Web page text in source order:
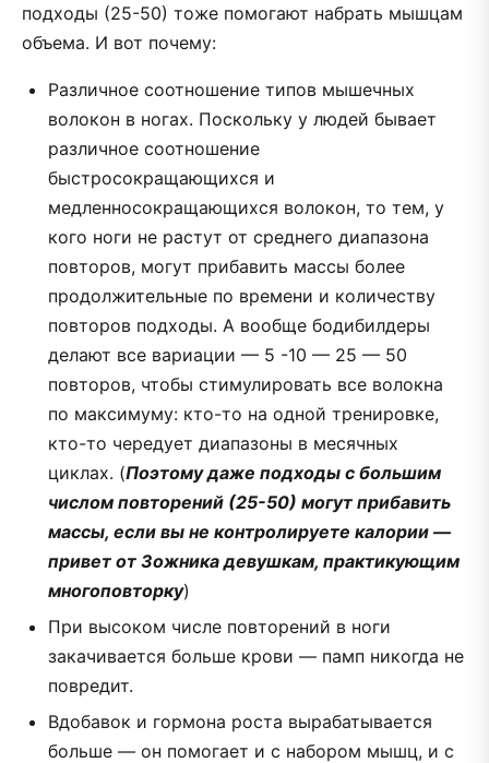
подходы (25-50) тоже помогают набрать мышцам
объема. И вот почему:
Различное соотношение типов мышечных
волокон в ногах. Поскольку у людей бывает
различное соотношение
быстросокращающихся и
медленносокращающихся волокон, то тем, у
кого ноги не растут от среднего диапазона
повторов, могут прибавить массы более
продолжительные по времени и количеству
повторов подходы. А вообще бодибилдеры
делают все вариации — 5 -10 — 25 — 50
повторов, чтобы стимулировать все волокна
по максимуму: кто-то на одной тренировке,
кто-то чередует диапазоны в месячных
циклах. (Поэтому даже подходы с большим
числом повторений (25-50) могут прибавить
массы, если вы не контролируете калории —
привет от Зожника девушкам, практикующим
многоповторку)
При высоком числе повторений в ноги
закачивается больше крови — памп никогда не
повредит.
Вдобавок и гормона роста вырабатывается
больше — он помогает и с набором мышц, и с